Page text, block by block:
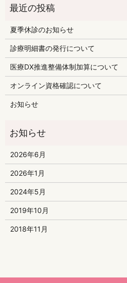
夏季休診のお知らせ
診療明細書の発行について
医療DX推進整備体制加算について
オンライン資格確認について
お知らせ
2026年6月
2026年1月
2024年5月
2019年10月
2018年11月